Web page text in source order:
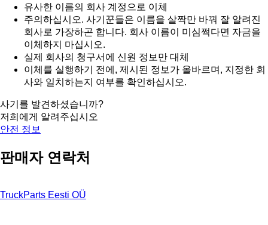
유사한 이름의 회사 계정으로 이체
주의하십시오. 사기꾼들은 이름을 살짝만 바꿔 잘 알려진
회사로 가장하곤 합니다. 회사 이름이 미심쩍다면 자금을
이체하지 마십시오.
실제 회사의 청구서에 신원 정보만 대체
이체를 실행하기 전에, 제시된 정보가 올바르며, 지정한 회
사와 일치하는지 여부를 확인하십시오.
사기를 발견하셨습니까?
저희에게 알려주십시오
안전 정보
판매자 연락처
TruckParts Eesti OÜ